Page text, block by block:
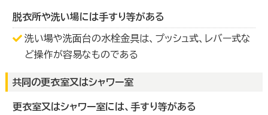
脱衣所や洗い場には手すり等がある
洗い場や洗面台の水栓金具は、プッシュ式、レバー式な
ど操作が容易なものである
共同の更衣室又はシャワー室
更衣室又はシャワー室には、手すり等がある